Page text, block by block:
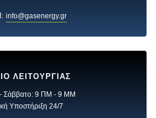
info@gasenergy.gr
ΛΕΙΤΟΥΡΓΙΑΣ
- Σάββατο: 9 ΠΜ - 9 ΜΜ
Υποστήριξη 24/7